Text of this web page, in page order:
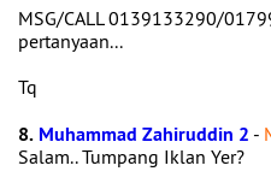
MSG/CALL 0139133290/
pertanyaan...
Tq
8. Muhammad Zahiruddin 2 -
Salam.. Tumpang Iklan Yer?